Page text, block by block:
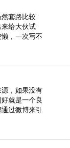
：
给企业以及一
请时在微信公
。
程序有什么
起了对小程序的
序。但是怎么制
套路比较
给大伙试
，一次写不
，如果没有
就是一个良
过微博来引